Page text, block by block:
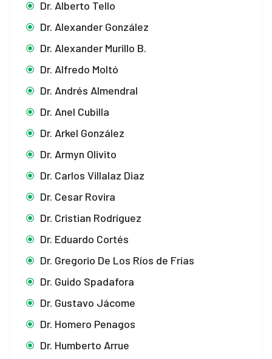
Dr. Alberto Tello
Dr. Alexander González
Dr. Alexander Murillo B.
Dr. Alfredo Moltó
Dr. Andrés Almendral
Dr. Anel Cubilla
Dr. Arkel González
Dr. Armyn Olivito
Dr. Carlos Villalaz Diaz
Dr. Cesar Rovira
Dr. Cristian Rodríguez
Dr. Eduardo Cortés
Dr. Gregorio De Los Ríos de Frías
Dr. Guido Spadafora
Dr. Gustavo Jácome
Dr. Homero Penagos
Dr. Humberto Arrue